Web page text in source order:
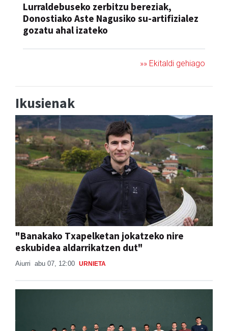
Lurraldebuseko zerbitzu bereziak,
Donostiako Aste Nagusiko su-artifizialez
gozatu ahal izateko
»» Ekitaldi gehiago
Ikusienak
"Banakako Txapelketan jokatzeko nire
eskubidea aldarrikatzen dut"
Aiurri abu 07, 12:00 URNIETA